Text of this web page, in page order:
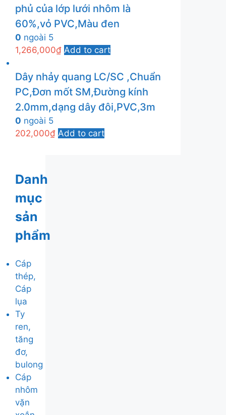
phủ của lớp lưới nhôm là
60%,vỏ PVC,Màu đen
0 ngoài 5
1,266,000₫ Add to cart
Dây nhảy quang LC/SC ,Chuẩn
PC,Đơn mốt SM,Đường kính
2.0mm,dạng dây đôi,PVC,3m
0 ngoài 5
202,000₫ Add to cart
Danh
mục
sản
phẩm
Cáp
thép,
Cáp
lụa
Ty
ren,
tăng
đơ,
bulong
Cáp
nhôm
vặn